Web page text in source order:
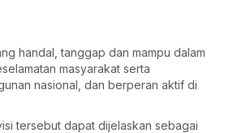
handal, tanggap dan mampu dalam
masyarakat serta
nasional, dan berperan aktif di
tersebut dapat dijelaskan sebagai